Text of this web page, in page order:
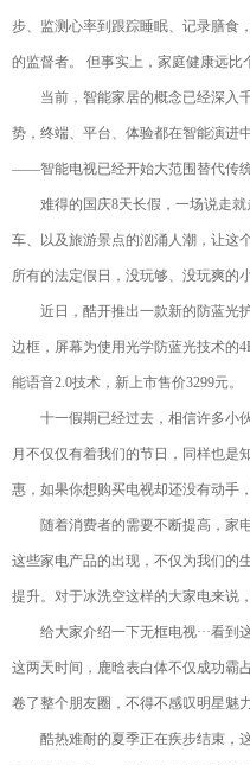
步、监测心率到跟踪睡眠、记录膳食
的监督者。 但事实上，家庭健康远
当前，智能家居的概念已经深入千
势，终端、平台、体验都在智能演进
——智能电视已经开始大范围替代传
难得的国庆8天长假，一场说走就
车、以及旅游景点的汹涌人潮，让这
所有的法定假日，没玩够、没玩爽的
近日，酷开推出一款新的防蓝光
边框，屏幕为使用光学防蓝光技术的
能语音2.0技术，新上市售价3299元。
十一假期已经过去，相信许多小
月不仅仅有着我们的节日，同样也是
惠，如果你想购买电视却还没有动手
随着消费者的需要不断提高，家电
这些家电产品的出现，不仅为我们的
提升。对于冰洗空这样的大家电来说
给大家介绍一下无框电视···看到
这两天时间，鹿晗表白体不仅成功霸
卷了整个朋友圈，不得不感叹明星魅
酷热难耐的夏季正在疾步结束，